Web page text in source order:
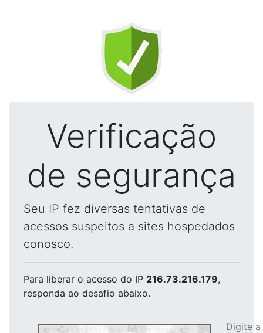
Verificação
de segurança
Seu IP fez diversas tentativas de
acessos suspeitos a sites hospedados
conosco.
Para liberar o acesso do IP 216.73.216.179,
responda ao desafio abaixo.
Digite